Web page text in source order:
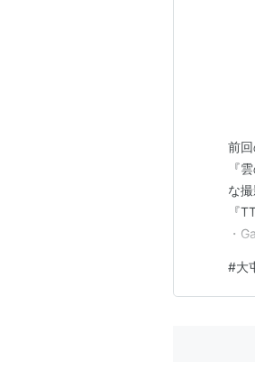
前
『
な
『
・
『
#大